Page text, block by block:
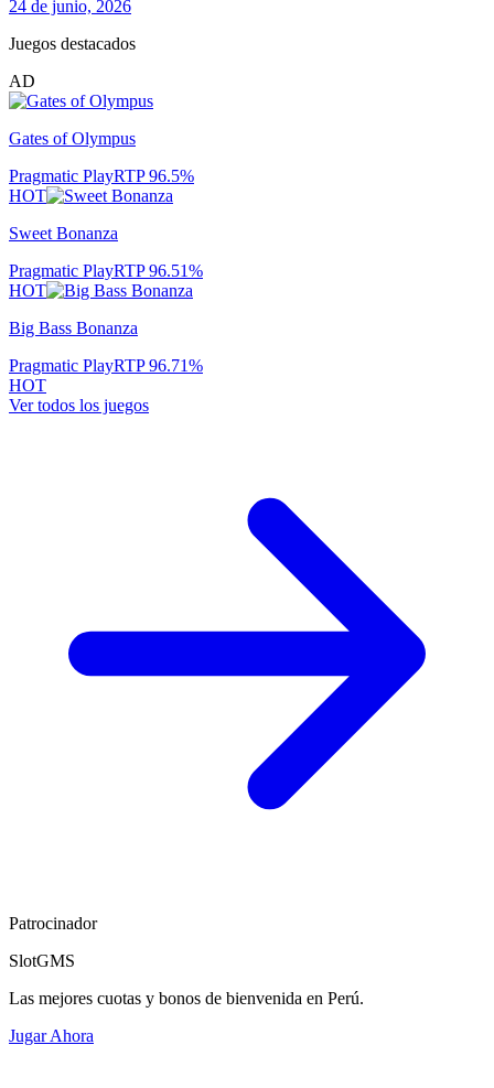
24 de junio, 2026
Juegos destacados
AD
Gates of Olympus
Pragmatic PlayRTP96.5%
HOT
Sweet Bonanza
Pragmatic PlayRTP96.51%
HOT
Big Bass Bonanza
Pragmatic PlayRTP96.71%
HOT
Ver todos los juegos
Patrocinador
SlotGMS
Las mejores cuotas y bonos de bienvenida en Perú.
Jugar Ahora